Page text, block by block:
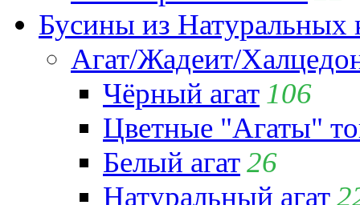
Бусины из Натуральных
Агат/Жадеит/
Чёрный агат 106
Цветные "Агаты"
Белый агат26
Натуральный агат